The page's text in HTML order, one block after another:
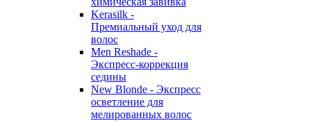
Kerasilk -
Премиальный уход для
волос
Men Reshade -
Экспресс-коррекция
седины
New Blonde - Экспресс
осветление для
мелированных волос